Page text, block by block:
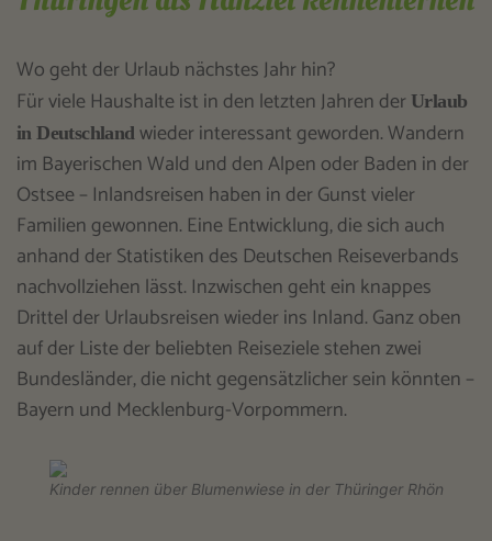
Wo geht der Urlaub nächstes Jahr hin?
Für viele Haushalte ist in den letzten Jahren der Urlaub
in Deutschlandwieder interessant geworden. Wandern
im Bayerischen Wald und den Alpen oder Baden in der
Ostsee – Inlandsreisen haben in der Gunst vieler
Familien gewonnen. Eine Entwicklung, die sich auch
anhand der Statistiken des Deutschen Reiseverbands
nachvollziehen lässt. Inzwischen geht ein knappes
Drittel der Urlaubsreisen wieder ins Inland. Ganz oben
auf der Liste der beliebten Reiseziele stehen zwei
Bundesländer, die nicht gegensätzlicher sein könnten –
Bayern und Mecklenburg-Vorpommern.
Kinder rennen über Blumenwiese in der Thüringer Rhön